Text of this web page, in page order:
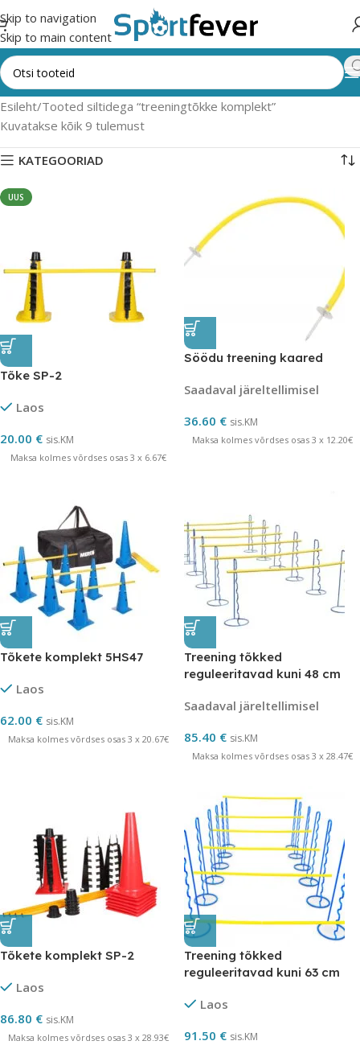
Skip to navigation
Skip to main content
Esileht Tooted siltidega “treeningtõkke komplekt”
Kuvatakse kõik 9 tulemust
KATEGOORIAD
UUS
Tõke SP-2
Laos
20.00 € sis.KM
Maksa kolmes võrdses osas 3 x 6.67€
Söödu treening kaared
Saadaval järeltellimisel
36.60 € sis.KM
Maksa kolmes võrdses osas 3 x 12.20€
Tõkete komplekt 5HS47
Laos
62.00 € sis.KM
Maksa kolmes võrdses osas 3 x 20.67€
Treening tõkked
reguleeritavad kuni 48 cm
Saadaval järeltellimisel
85.40 € sis.KM
Maksa kolmes võrdses osas 3 x 28.47€
Tõkete komplekt SP-2
Laos
86.80 € sis.KM
Maksa kolmes võrdses osas 3 x 28.93€
Treening tõkked
reguleeritavad kuni 63 cm
Laos
91.50 € sis.KM